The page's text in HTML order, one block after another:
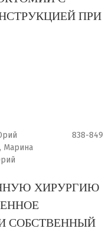
ПРИ
Марина
838-849
ХИРУРГИЮ
СОБСТВЕННЫЙ